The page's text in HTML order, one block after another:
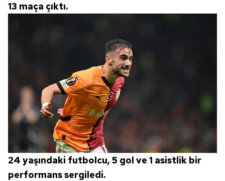
13 maça çıktı.
24 yaşındaki futbolcu, 5 gol ve 1 asistlik bir
performans sergiledi.